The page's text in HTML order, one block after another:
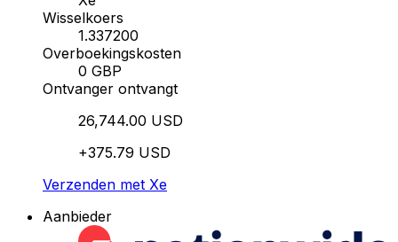
Wisselkoers
1.337200
Overboekingskosten
0 GBP
Ontvanger ontvangt
26,744.00 USD
+375.79 USD
Verzenden met Xe
Aanbieder